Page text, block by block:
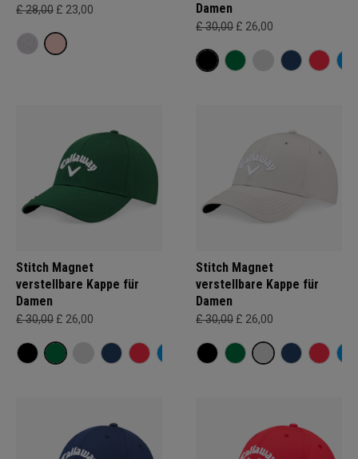
£ 28,00 £ 23,00
Damen
£ 30,00 £ 26,00
Stitch Magnet
verstellbare Kappe für
Damen
£ 30,00 £ 26,00
Stitch Magnet
verstellbare Kappe für
Damen
£ 30,00 £ 26,00